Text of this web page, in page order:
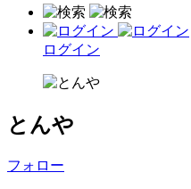
ログイン
とんや
フォロー